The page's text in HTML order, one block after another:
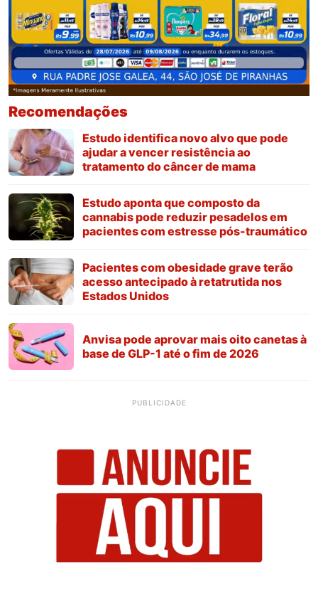
Recomendações
Estudo identifica novo alvo que pode
ajudar a vencer resistência ao
tratamento do câncer de mama
Estudo aponta que composto da
cannabis pode reduzir pesadelos em
pacientes com estresse pós-traumático
Pacientes com obesidade grave terão
acesso antecipado à retatrutida nos
Estados Unidos
Anvisa pode aprovar mais oito canetas à
base de GLP-1 até o fim de 2026
PUBLICIDADE